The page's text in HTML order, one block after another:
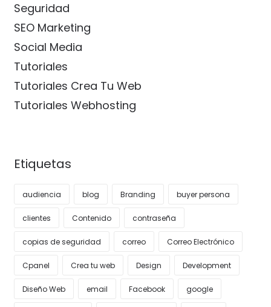
Seguridad
SEO Marketing
Social Media
Tutoriales
Tutoriales Crea Tu Web
Tutoriales Webhosting
Etiquetas
audiencia blog Branding buyer persona
clientes Contenido contraseña
copias de seguridad correo Correo Electrónico
Cpanel Crea tu web Design Development
Diseño Web email Facebook google